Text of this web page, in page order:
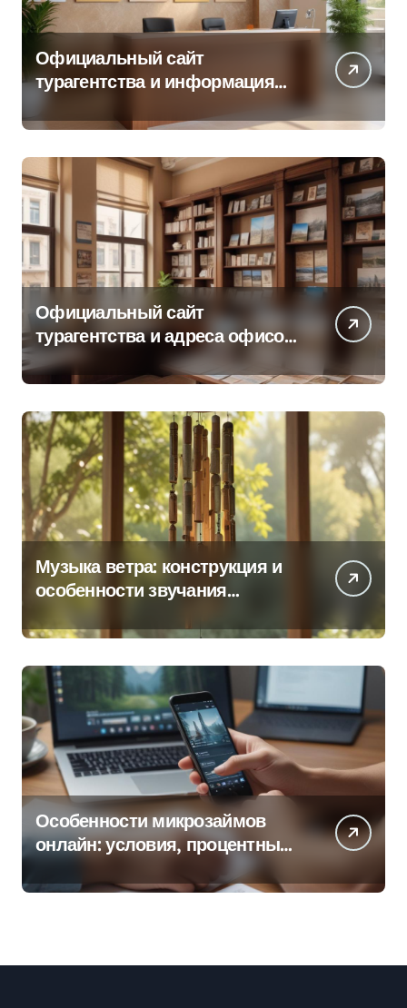
Официальный сайт
турагентства и информация
Официальный сайт
турагентства и адреса офисов
продаж по регионам
Музыка ветра: конструкция и
особенности звучания
Особенности микрозаймов
онлайн: условия, процентные
ставки и порядок оформления